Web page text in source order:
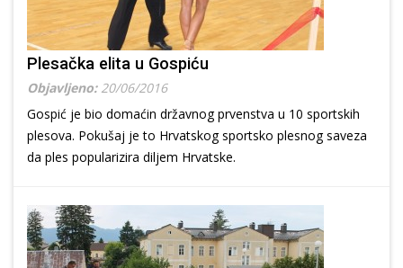
Plesačka elita u Gospiću
Objavljeno: 20/06/2016
Gospić je bio domaćin državnog prvenstva u 10 sportskih
plesova. Pokušaj je to Hrvatskog sportsko plesnog saveza
da ples popularizira diljem Hrvatske.